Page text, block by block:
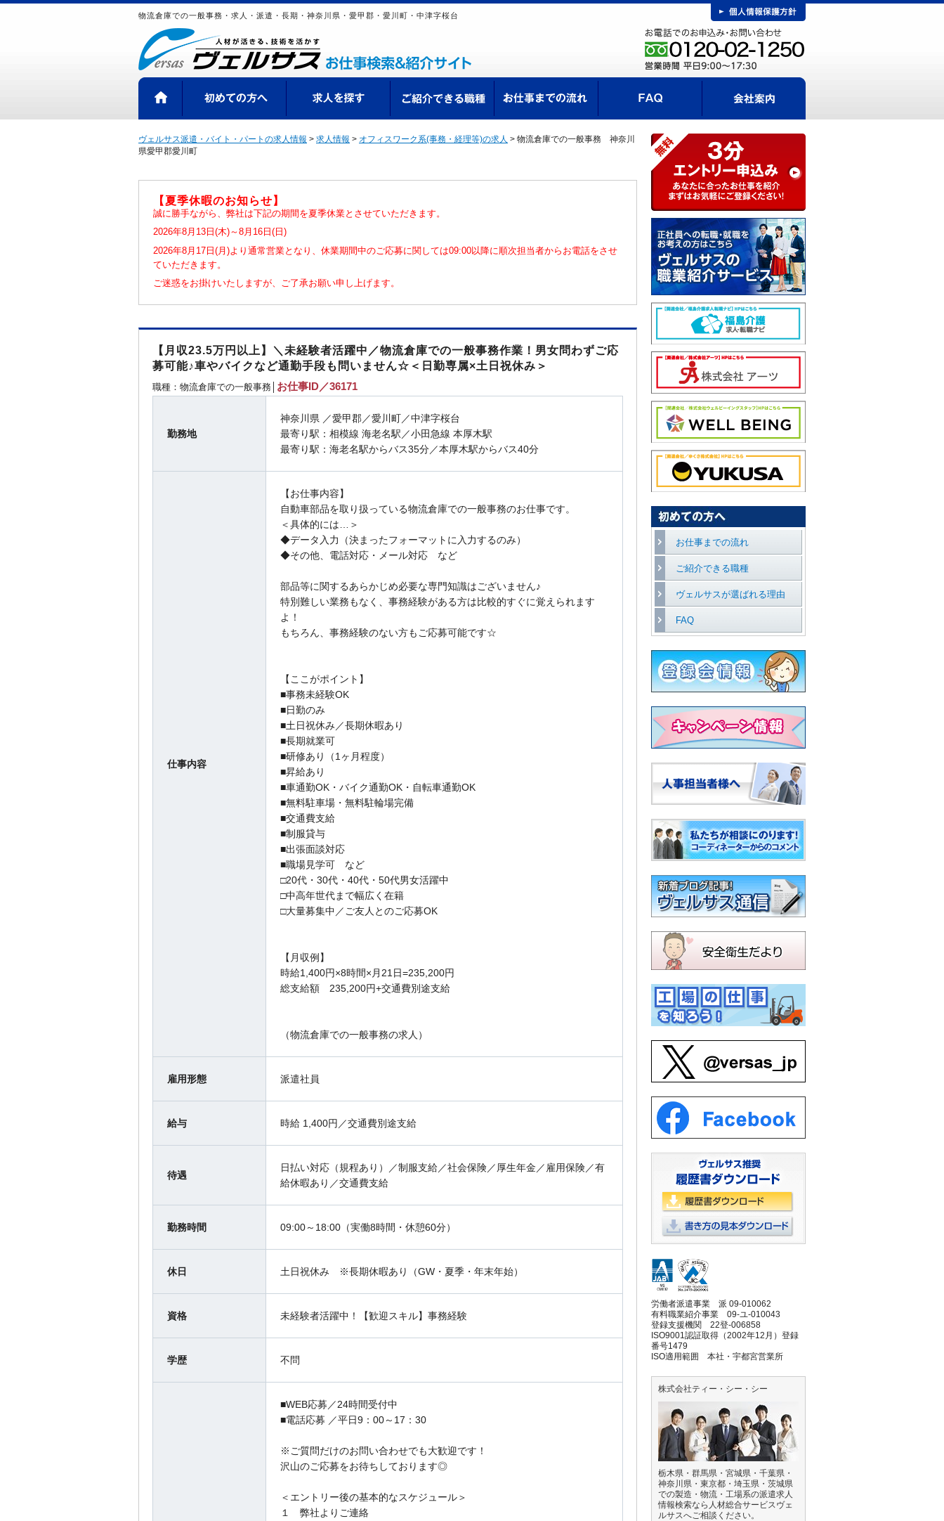
物流倉庫での一般事務・求人・派遣・長期・神奈川県・愛甲郡・愛川町・中津字桜台
ヴェルサス派遣・バイト・パートの求人情報 > 求人情報 > オフィスワーク系(事務・経理等)の求人 > 物流倉庫での一般事務 神奈川
県愛甲郡愛川町
【夏季休暇のお知らせ】
誠に勝手ながら、弊社は下記の期間を夏季休業とさせていただきます。
2026年8月13日(木)～8月16日(日)
2026年8月17日(月)より通常営業となり、休業期間中のご応募に関しては09:00以降に順次担当者からお電話をさせ
ていただきます。
ご迷惑をお掛けいたしますが、ご了承お願い申し上げます。
【月収23.5万円以上】＼未経験者活躍中／物流倉庫での一般事務作業！男女問わずご応
募可能♪車やバイクなど通勤手段も問いません☆＜日勤専属×土日祝休み＞
職種：物流倉庫での一般事務│ お仕事ID／36171
勤務地
神奈川県 ／愛甲郡／愛川町／中津字桜台
最寄り駅：相模線 海老名駅／小田急線 本厚木駅
最寄り駅：海老名駅からバス35分／本厚木駅からバス40分
仕事内容
【お仕事内容】
自動車部品を取り扱っている物流倉庫での一般事務のお仕事です。
＜具体的には…＞
◆データ入力（決まったフォーマットに入力するのみ）
◆その他、電話対応・メール対応 など
部品等に関するあらかじめ必要な専門知識はございません♪
特別難しい業務もなく、事務経験がある方は比較的すぐに覚えられます
よ！
もちろん、事務経験のない方もご応募可能です☆
【ここがポイント】
■事務未経験OK
■日勤のみ
■土日祝休み／長期休暇あり
■長期就業可
■研修あり（1ヶ月程度）
■昇給あり
■車通勤OK・バイク通勤OK・自転車通勤OK
■無料駐車場・無料駐輪場完備
■交通費支給
■制服貸与
■出張面談対応
■職場見学可 など
□20代・30代・40代・50代男女活躍中
□中高年世代まで幅広く在籍
□大量募集中／ご友人とのご応募OK
【月収例】
時給1,400円×8時間×月21日=235,200円
総支給額 235,200円+交通費別途支給
（物流倉庫での一般事務の求人）
雇用形態 派遣社員
給与 時給 1,400円／交通費別途支給
待遇
日払い対応（規程あり）／制服支給／社会保険／厚生年金／雇用保険／有
給休暇あり／交通費支給
勤務時間 09:00～18:00（実働8時間・休憩60分）
休日 土日祝休み ※長期休暇あり（GW・夏季・年末年始）
資格 未経験者活躍中！【歓迎スキル】事務経験
学歴 不問
■WEB応募／24時間受付中
■電話応募 ／平日9：00～17：30
※ご質問だけのお問い合わせでも大歓迎です！
沢山のご応募をお待ちしております◎
＜エントリー後の基本的なスケジュール＞
１ 弊社よりご連絡
お仕事までの流れ
ご紹介できる職種
ヴェルサスが選ばれる理由
FAQ
労働者派遣事業 派 09-010062
有料職業紹介事業 09-ユ-010043
登録支援機関 22登-006858
ISO9001認証取得（2002年12月）登録
番号1479
ISO適用範囲 本社・宇都宮営業所
株式会社ティー・シー・シー
栃木県・群馬県・宮城県・千葉県・
神奈川県・東京都・埼玉県・茨城県
での製造・物流・工場系の派遣求人
情報検索なら人材総合サービスヴェ
ルサスへご相談ください。